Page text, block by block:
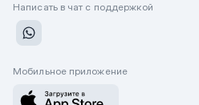
Написать в чат с поддержкой
Мобильное приложение